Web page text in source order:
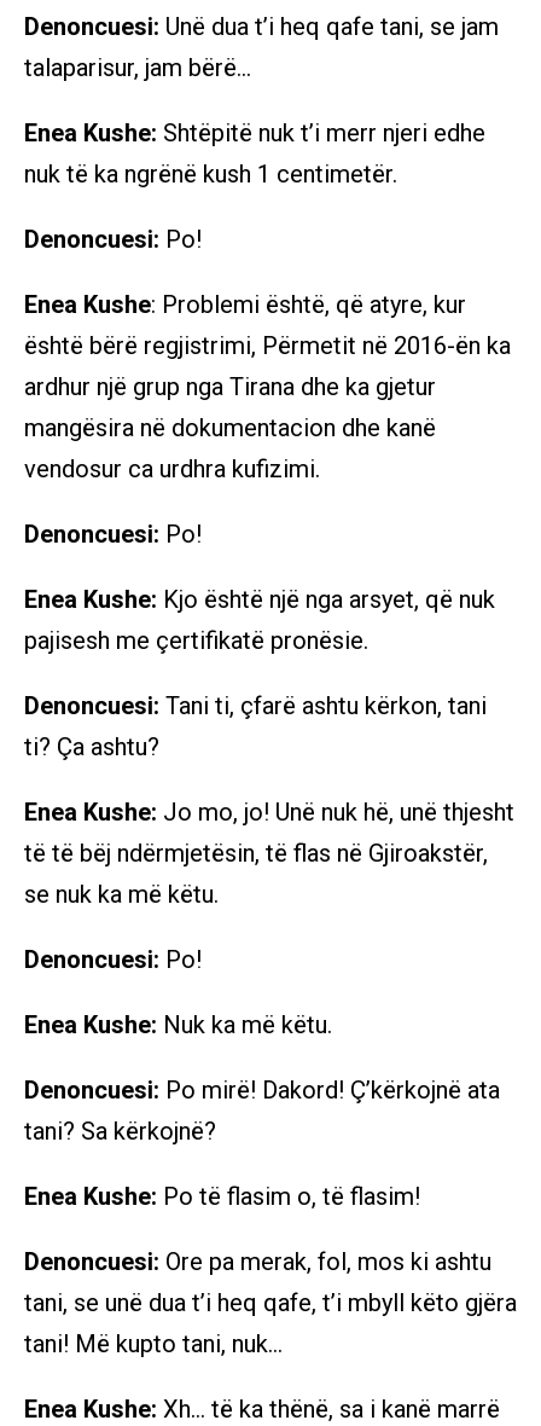
Denoncuesi: Unë dua t’i heq qafe tani, se jam
talaparisur, jam bërë…
Enea Kushe: Shtëpitë nuk t’i merr njeri edhe
nuk të ka ngrënë kush 1 centimetër.
Denoncuesi: Po!
Enea Kushe: Problemi është, që atyre, kur
është bërë regjistrimi, Përmetit në 2016-ën ka
ardhur një grup nga Tirana dhe ka gjetur
mangësira në dokumentacion dhe kanë
vendosur ca urdhra kufizimi.
Denoncuesi: Po!
Enea Kushe: Kjo është një nga arsyet, që nuk
pajisesh me çertifikatë pronësie.
Denoncuesi: Tani ti, çfarë ashtu kërkon, tani
ti? Ça ashtu?
Enea Kushe: Jo mo, jo! Unë nuk hë, unë thjesht
të të bëj ndërmjetësin, të flas në Gjiroakstër,
se nuk ka më këtu.
Denoncuesi: Po!
Enea Kushe: Nuk ka më këtu.
Denoncuesi: Po mirë! Dakord! Ç’kërkojnë ata
tani? Sa kërkojnë?
Enea Kushe: Po të flasim o, të flasim!
Denoncuesi: Ore pa merak, fol, mos ki ashtu
tani, se unë dua t’i heq qafe, t’i mbyll këto gjëra
tani! Më kupto tani, nuk…
Enea Kushe: Xh… të ka thënë, sa i kanë marrë